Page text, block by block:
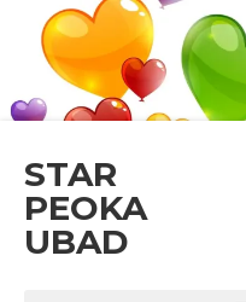
STAR
PEOKA
UBAD